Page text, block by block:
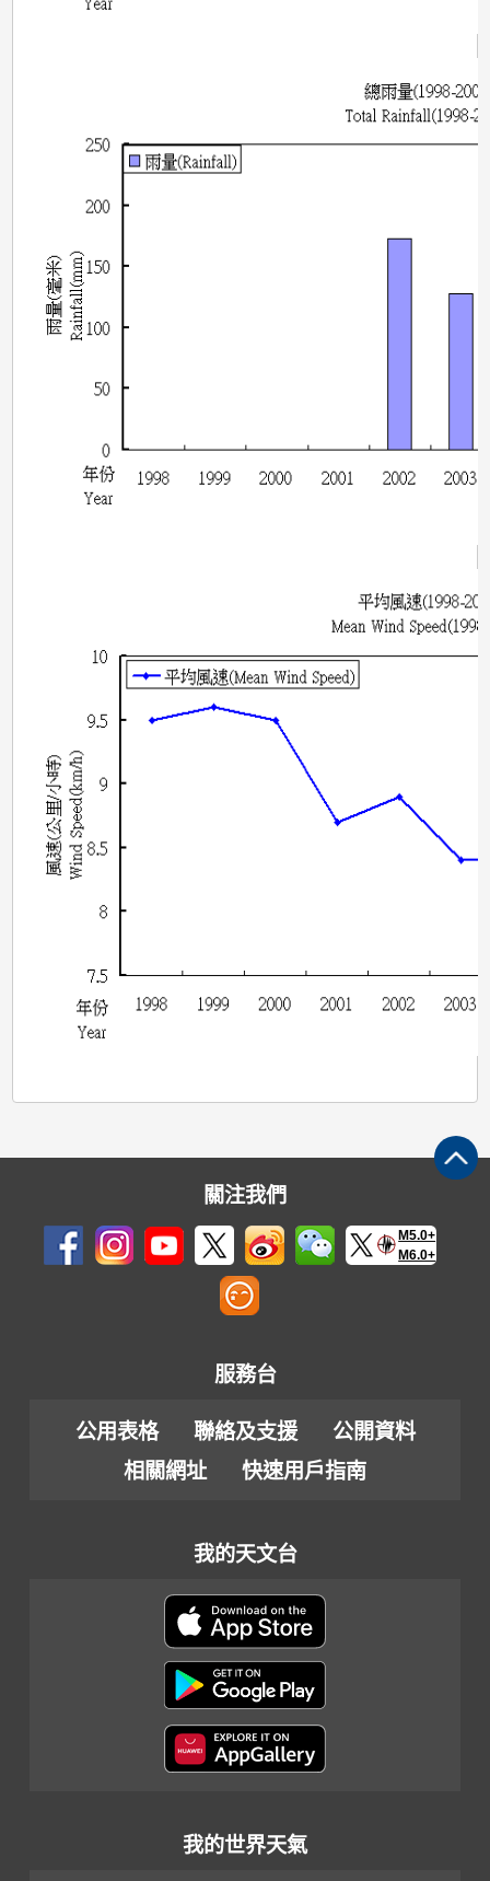
關注我們
M5.0+
M6.0+
服務台
公用表格 聯絡及支援
公開資料
相關網址
快速用戶指南
我的天文台
我的世界天氣